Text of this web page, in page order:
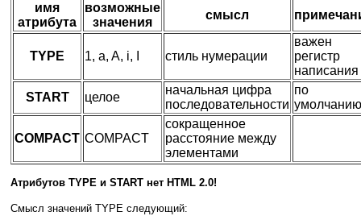
имя
атрибута
возможные
значения
смысл
TYPE 1, a, A, i, I стиль нумерации
важен
регистр
написания
START
целое
начальная цифра
последовательности
по
COMPACT COMPACT
сокращенное
расстояние между
элементами
Атрибутов TYPE и START нет HTML 2.0!
Смысл значений TYPE следующий: